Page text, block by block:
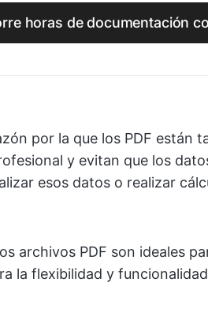
horas de documentación
por la que los PDF están
y evitan que los
esos datos o realizar
archivos PDF son ideales
la flexibilidad y